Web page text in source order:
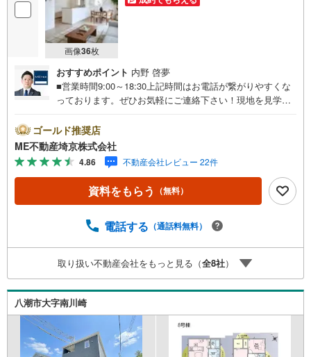
画像36枚
おすすめポイント 内野 啓夢
■営業時間9:00～18:30上記時間はお電話が繋がりやすくな
っております。ぜひお気軽にご連絡下さい！現地を見学さ
ご希望の日時をご記入いただけますとスムーズにご案内が
可能です。■ご来店特典1.ご見学、ご来店後にアンケート記
入でもれなく3、000円のQUOカードプレゼント（1組様1回
限り後日郵送）2.未公開の物件情報をご紹介3.不動産ご購
入、ご売却、太陽光発電システムご検討中のお客様、ご紹
介でもれなくQUOカード3、000円分プレゼント更にご紹介
円のご紹介料をお支払いさせて頂きます！詳しくはスタッ
マイカーでも安心！2.チャイルドスペース、授乳室、ベビ
ーベッド完備3.他にもファミリーに優しい『あったら良い
な』がここにある！ミルク用浄水サーバー、紙おむつ、ア
メニティ、大型個室2部屋、各ブースモニター等
ゴールド推奨店
ME不動産埼京株式会社
4.86 不動産会社レビュー 22件
資料をもらう （無料）
電話する （通話料無料）
取り扱い不動産会社をもっと見る（全8社）
八潮市大字南川崎